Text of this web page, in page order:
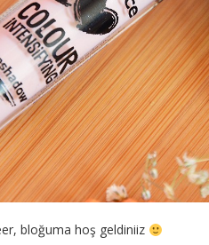
bloğuma hoş geldiniiz